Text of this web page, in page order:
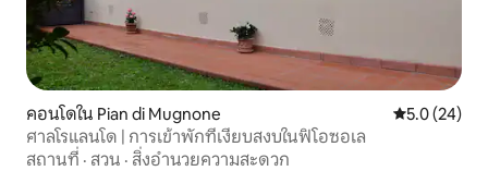
ใจกลางเมืองใช้เวลาเดินเพียง 15 นาที โดย
รถประจำทาง: อยู่ห่างจากอาคารเพียงไม่กี่
ก้าวมีรถประจำทางไปยังใจกลางเมืองและ
สถานี
คอนโดใน Pian di Mugnone คะแนนเฉลี่ย
5.0 (24)
ศาลโรแลนโด | การเข้าพักที่เงียบสงบในฟิโอซอเล
สถานที่ · สวน · สิ่งอำนวยความสะดวก